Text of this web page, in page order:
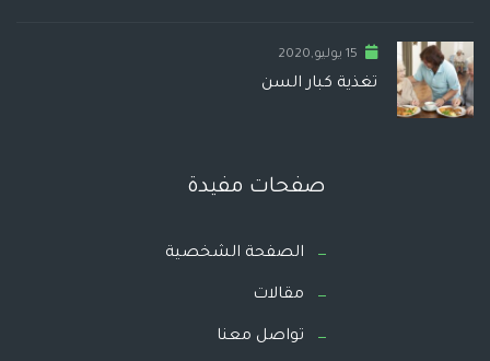
15 يوليو,2020
تغذية كبار السن
صفحات مفيدة
الصفحة الشخصية
مقالات
تواصل معنا